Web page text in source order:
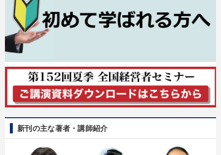
新刊の主な著者・講師紹介